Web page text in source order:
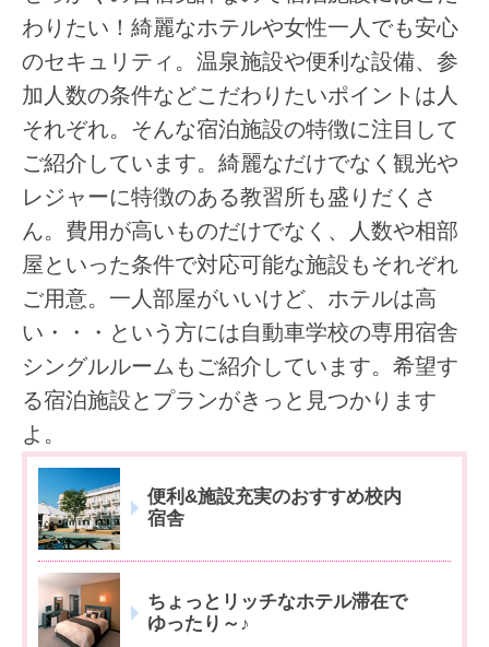
わりたい！綺麗なホテルや女性一人でも安心
のセキュリティ。温泉施設や便利な設備、参
加人数の条件などこだわりたいポイントは人
それぞれ。そんな宿泊施設の特徴に注目して
ご紹介しています。綺麗なだけでなく観光や
レジャーに特徴のある教習所も盛りだくさ
ん。費用が高いものだけでなく、人数や相部
屋といった条件で対応可能な施設もそれぞれ
ご用意。一人部屋がいいけど、ホテルは高
い・・・という方には自動車学校の専用宿舎
シングルルームもご紹介しています。希望す
る宿泊施設とプランがきっと見つかります
よ。
便利&施設充実のおすすめ校内
宿舎
ちょっとリッチなホテル滞在で
ゆったり～♪